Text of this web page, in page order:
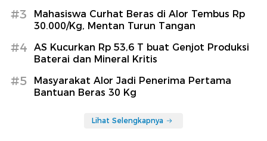
#3
Mahasiswa Curhat Beras di Alor Tembus Rp
30.000/Kg, Mentan Turun Tangan
#4
AS Kucurkan Rp 53,6 T buat Genjot Produksi
Baterai dan Mineral Kritis
#5
Masyarakat Alor Jadi Penerima Pertama
Bantuan Beras 30 Kg
Lihat Selengkapnya